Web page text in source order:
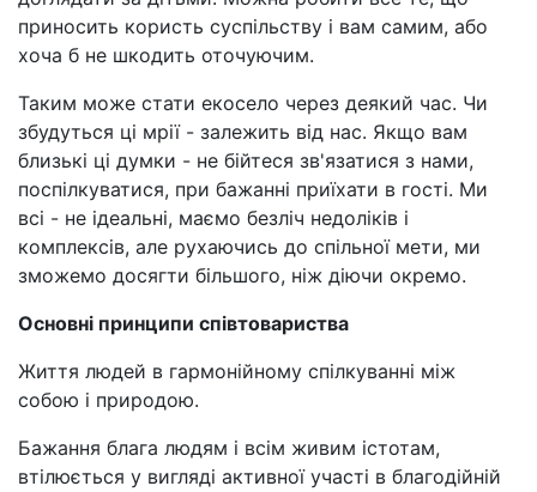
приносить користь суспільству і вам самим, або
хоча б не шкодить оточуючим.
Таким може стати екосело через деякий час. Чи
збудуться ці мрії - залежить від нас. Якщо вам
близькі ці думки - не бійтеся зв'язатися з нами,
поспілкуватися, при бажанні приїхати в гості. Ми
всі - не ідеальні, маємо безліч недоліків і
комплексів, але рухаючись до спільної мети, ми
зможемо досягти більшого, ніж діючи окремо.
Основні принципи співтовариства
Життя людей в гармонійному спілкуванні між
собою і природою.
Бажання блага людям і всім живим істотам,
втілюється у вигляді активної участі в благодійній